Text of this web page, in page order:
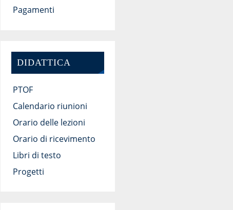
Pagamenti
DIDATTICA
PTOF
Calendario riunioni
Orario delle lezioni
Orario di ricevimento
Libri di testo
Progetti